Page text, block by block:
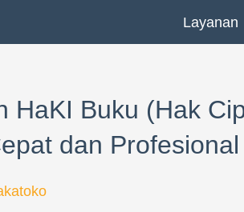
Layanan
HaKI Buku (Hak
dan Profesional